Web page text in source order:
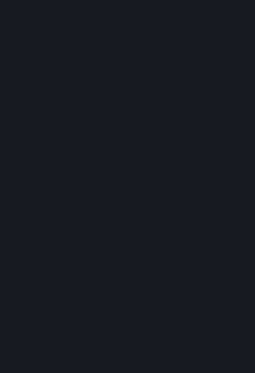
户行为规范的依据，除非您能提供充分
监测数据或经核实的其他用户的举报信
对于所有非由完美世界运营的服务和内
三方内容不承担任何责任和义务。某些
企业用于商业目的，但是，除非本协议
发方/运营方条款明确允许，通过蒸汽平
蒸汽平台提供界面和工具，使您能够自
用户生成
平台的多用户功能向其他用户提供的任
容和服务或其他方式提供给完美世界或
当您将用户生成内容上传至蒸汽平台时